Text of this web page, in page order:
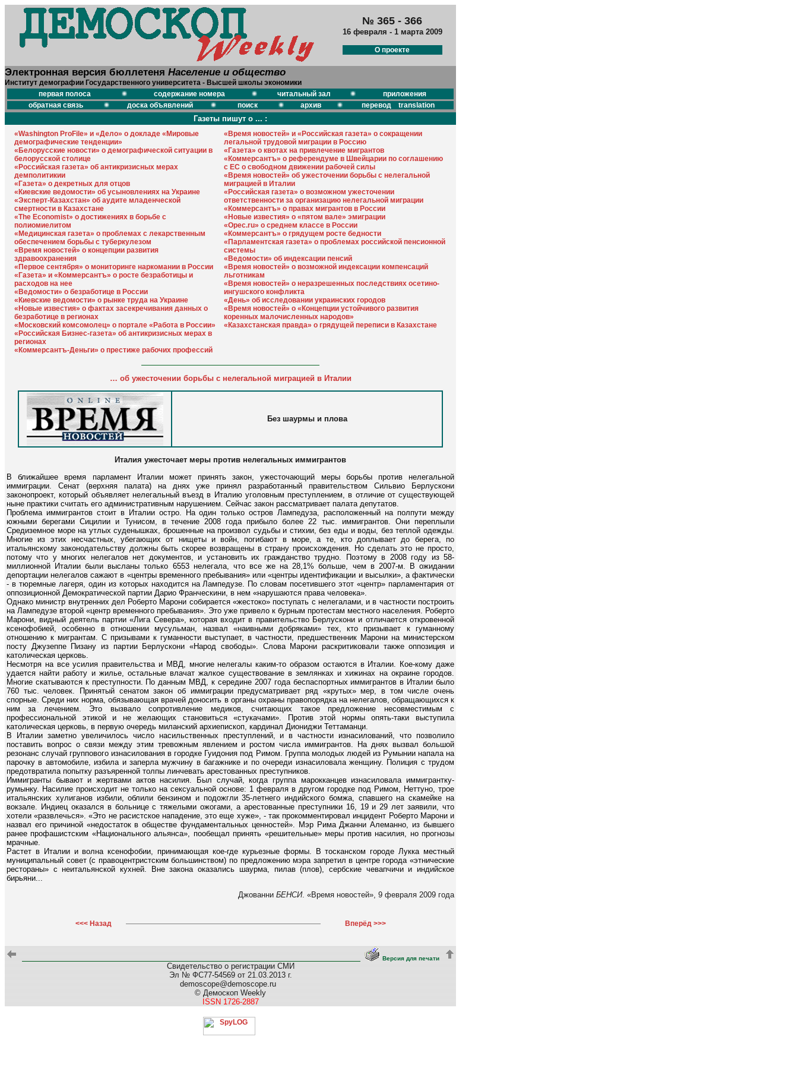
№ 365 - 366
16 февраля - 1 марта 2009
О проекте
Электронная версия бюллетеня Население и общество
Институт демографии Государственного университета - Высшей школы экономики
первая полоса
содержание номера читальный зал
приложения
обратная связь
доска объявлений поиск архив перевод translation
Газеты пишут о ... :
«Washington ProFile» и «Дело» о докладе «Мировые
демографические тенденции»
«Белорусские новости» о демографической ситуации в
белорусской столице
«Российская газета» об антикризисных мерах
демполитикии
«Газета» о декретных для отцов
«Киевские ведомости» об усыновлениях на Украине
«Эксперт-Казахстан» об аудите младенческой
смертности в Казахстане
«The Economist» о достижениях в борьбе с
полиомиелитом
«Медицинская газета» о проблемах с лекарственным
обеспечением борьбы с туберкулезом
«Время новостей» о концепции развития
здравоохранения
«Первое сентября» о мониторинге наркомании в России
«Газета» и «Коммерсантъ» о росте безработицы и
расходов на нее
«Ведомости» о безработице в России
«Киевские ведомости» о рынке труда на Украине
«Новые известия» о фактах засекречивания данных о
безработице в регионах
«Московский комсомолец» о портале «Работа в России»
«Российская Бизнес-газета» об антикризисных мерах в
регионах
«Коммерсантъ-Деньги» о престиже рабочих профессий
«Время новостей» и «Российская газета» о сокращении
легальной трудовой миграции в Россию
«Газета» о квотах на привлечение мигрантов
«Коммерсантъ» о референдуме в Швейцарии по соглашению
с ЕС о свободном движении рабочей силы
«Время новостей» об ужесточении борьбы с нелегальной
миграцией в Италии
«Российская газета» о возможном ужесточении
ответственности за организацию нелегальной миграции
«Коммерсантъ» о правах мигрантов в России
«Новые известия» о «пятом вале» эмиграции
«Орес.ru» о среднем классе в России
«Коммерсантъ» о грядущем росте бедности
«Парламентская газета» о проблемах российской пенсионной
системы
«Ведомости» об индексации пенсий
«Время новостей» о возможной индексации компенсаций
льготникам
«Время новостей» о неразрешенных последствиях осетино-
ингушского конфликта
«День» об исследовании украинских городов
«Время новостей» о «Концепции устойчивого развития
коренных малочисленных народов»
«Казахстанская правда» о грядущей переписи в Казахстане
… об ужесточении борьбы с нелегальной миграцией в Италии
Без шаурмы и плова
Италия ужесточает меры против нелегальных иммигрантов
В ближайшее время парламент Италии может принять закон, ужесточающий меры борьбы против нелегальной
иммиграции. Сенат (верхняя палата) на днях уже принял разработанный правительством Сильвио Берлускони
законопроект, который объявляет нелегальный въезд в Италию уголовным преступлением, в отличие от существующей
ныне практики считать его административным нарушением. Сейчас закон рассматривает палата депутатов.
Проблема иммигрантов стоит в Италии остро. На один только остров Лампедуза, расположенный на полпути между
южными берегами Сицилии и Тунисом, в течение 2008 года прибыло более 22 тыс. иммигрантов. Они переплыли
Средиземное море на утлых суденышках, брошенные на произвол судьбы и стихии, без еды и воды, без теплой одежды.
Многие из этих несчастных, убегающих от нищеты и войн, погибают в море, а те, кто доплывает до берега, по
итальянскому законодательству должны быть скорее возвращены в страну происхождения. Но сделать это не просто,
потому что у многих нелегалов нет документов, и установить их гражданство трудно. Поэтому в 2008 году из 58-
миллионной Италии были высланы только 6553 нелегала, что все же на 28,1% больше, чем в 2007-м. В ожидании
депортации нелегалов сажают в «центры временного пребывания» или «центры идентификации и высылки», а фактически
- в тюремные лагеря, один из которых находится на Лампедузе. По словам посетившего этот «центр» парламентария от
оппозиционной Демократической партии Дарио Франческини, в нем «нарушаются права человека».
Однако министр внутренних дел Роберто Марони собирается «жестоко» поступать с нелегалами, и в частности построить
на Лампедузе второй «центр временного пребывания». Это уже привело к бурным протестам местного населения. Роберто
Марони, видный деятель партии «Лига Севера», которая входит в правительство Берлускони и отличается откровенной
ксенофобией, особенно в отношении мусульман, назвал «наивными добряками» тех, кто призывает к гуманному
отношению к мигрантам. С призывами к гуманности выступает, в частности, предшественник Марони на министерском
посту Джузеппе Пизану из партии Берлускони «Народ свободы». Слова Марони раскритиковали также оппозиция и
католическая церковь.
Несмотря на все усилия правительства и МВД, многие нелегалы каким-то образом остаются в Италии. Кое-кому даже
удается найти работу и жилье, остальные влачат жалкое существование в землянках и хижинах на окраине городов.
Многие скатываются к преступности. По данным МВД, к середине 2007 года беспаспортных иммигрантов в Италии было
760 тыс. человек. Принятый сенатом закон об иммиграции предусматривает ряд «крутых» мер, в том числе очень
спорные. Среди них норма, обязывающая врачей доносить в органы охраны правопорядка на нелегалов, обращающихся к
ним за лечением. Это вызвало сопротивление медиков, считающих такое предложение несовместимым с
профессиональной этикой и не желающих становиться «стукачами». Против этой нормы опять-таки выступила
католическая церковь, в первую очередь миланский архиепископ, кардинал Диониджи Теттаманци.
В Италии заметно увеличилось число насильственных преступлений, и в частности изнасилований, что позволило
поставить вопрос о связи между этим тревожным явлением и ростом числа иммигрантов. На днях вызвал большой
резонанс случай группового изнасилования в городке Гуидония под Римом. Группа молодых людей из Румынии напала на
парочку в автомобиле, избила и заперла мужчину в багажнике и по очереди изнасиловала женщину. Полиция с трудом
предотвратила попытку разъяренной толпы линчевать арестованных преступников.
Иммигранты бывают и жертвами актов насилия. Был случай, когда группа марокканцев изнасиловала иммигрантку-
румынку. Насилие происходит не только на сексуальной основе: 1 февраля в другом городке под Римом, Неттуно, трое
итальянских хулиганов избили, облили бензином и подожгли 35-летнего индийского бомжа, спавшего на скамейке на
вокзале. Индиец оказался в больнице с тяжелыми ожогами, а арестованные преступники 16, 19 и 29 лет заявили, что
хотели «развлечься». «Это не расистское нападение, это еще хуже», - так прокомментировал инцидент Роберто Марони и
назвал его причиной «недостаток в обществе фундаментальных ценностей». Мэр Рима Джанни Алеманно, из бывшего
ранее профашистским «Национального альянса», пообещал принять «решительные» меры против насилия, но прогнозы
мрачные.
Растет в Италии и волна ксенофобии, принимающая кое-где курьезные формы. В тосканском городе Лукка местный
муниципальный совет (с правоцентристским большинством) по предложению мэра запретил в центре города «этнические
рестораны» с неитальянской кухней. Вне закона оказались шаурма, пилав (плов), сербские чевапчичи и индийское
бирьяни...
Джованни БЕНСИ. «Время новостей», 9 февраля 2009 года
<<< Назад Вперёд >>>
Версия для печати
Свидетельство о регистрации СМИ
Эл № ФС77-54569 от 21.03.2013 г.
demoscope@demoscope.ru
© Демоскоп Weekly
ISSN 1726-2887